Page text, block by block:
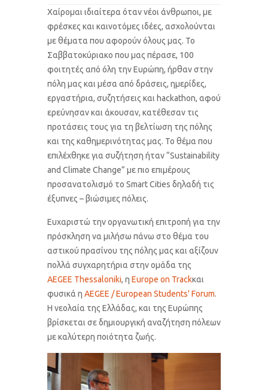
Χαίρομαι ιδιαίτερα όταν νέοι άνθρωποι, με
φρέσκες και καινοτόμες ιδέες, ασχολούνται
με θέματα που αφορούν όλους μας. Το
Σαββατοκύριακο που μας πέρασε, 100
φοιτητές από όλη την Ευρώπη, ήρθαν στην
πόλη μας και μέσα από δράσεις, ημερίδες,
εργαστήρια, συζητήσεις και hackathon, αφού
ερεύνησαν και άκουσαν, κατέθεσαν τις
προτάσεις τους για τη βελτίωση της πόλης
και της καθημερινότητας μας. Το θέμα που
επιλέχθηκε για συζήτηση ήταν “Sustainability
and Climate Change” με πιο επιμέρους
προσανατολισμό το Smart Cities δηλαδή τις
έξυπνες – βιώσιμες πόλεις.
Ευχαριστώ την οργανωτική επιτροπή για την
πρόσκληση να μιλήσω πάνω στο θέμα του
αστικού πρασίνου της πόλης μας και αξίζουν
πολλά συγχαρητήρια στην ομάδα της
AEGEE Thessaloniki, η Europe on Trackκαι
φυσικά η AEGEE / European Students' Forum.
Η νεολαία της Ελλάδας, και της Ευρώπης
βρίσκεται σε δημιουργική αναζήτηση πόλεων
με καλύτερη ποιότητα ζωής.